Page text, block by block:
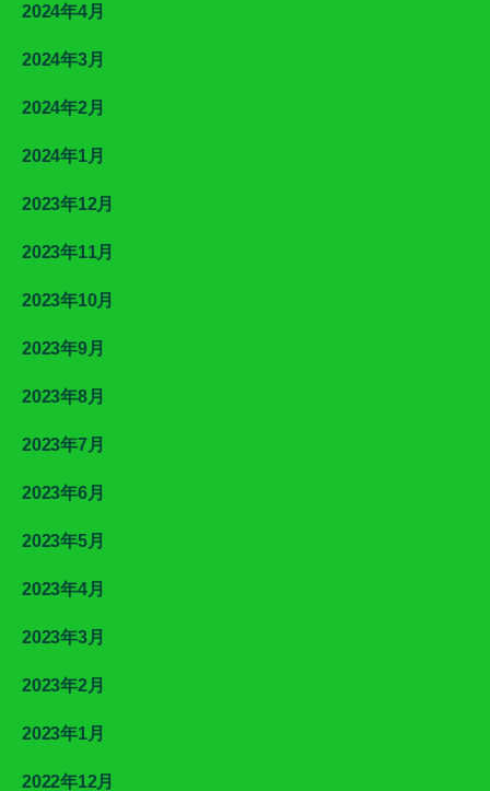
2024年4月
2024年3月
2024年2月
2024年1月
2023年12月
2023年11月
2023年10月
2023年9月
2023年8月
2023年7月
2023年6月
2023年5月
2023年4月
2023年3月
2023年2月
2023年1月
2022年12月